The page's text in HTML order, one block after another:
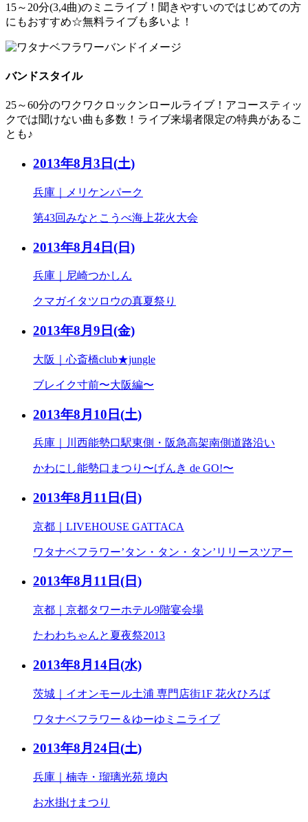
15～20分(3,4曲)のミニライブ！聞きやすいのではじめての方
にもおすすめ☆無料ライブも多いよ！
バンドスタイル
25～60分のワクワクロックンロールライブ！アコースティッ
クでは聞けない曲も多数！ライブ来場者限定の特典があるこ
とも♪
2013年8月3日(土)
兵庫｜メリケンパーク
第43回みなとこうべ海上花火大会
2013年8月4日(日)
兵庫｜尼崎つかしん
クマガイタツロウの真夏祭り
2013年8月9日(金)
大阪｜心斎橋club★jungle
ブレイク寸前〜大阪編〜
2013年8月10日(土)
兵庫｜川西能勢口駅東側・阪急高架南側道路沿い
かわにし能勢口まつり〜げんき de GO!〜
2013年8月11日(日)
京都｜LIVEHOUSE GATTACA
ワタナベフラワー’タン・タン・タン’リリースツアー
2013年8月11日(日)
京都｜京都タワーホテル9階宴会場
たわわちゃんと夏夜祭2013
2013年8月14日(水)
茨城｜イオンモール土浦 専門店街1F 花火ひろば
ワタナベフラワー＆ゆーゆミニライブ
2013年8月24日(土)
兵庫｜楠寺・瑠璃光苑 境内
お水掛けまつり